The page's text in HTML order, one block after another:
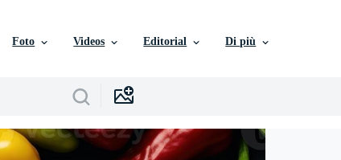
Foto Videos Editorial Di più